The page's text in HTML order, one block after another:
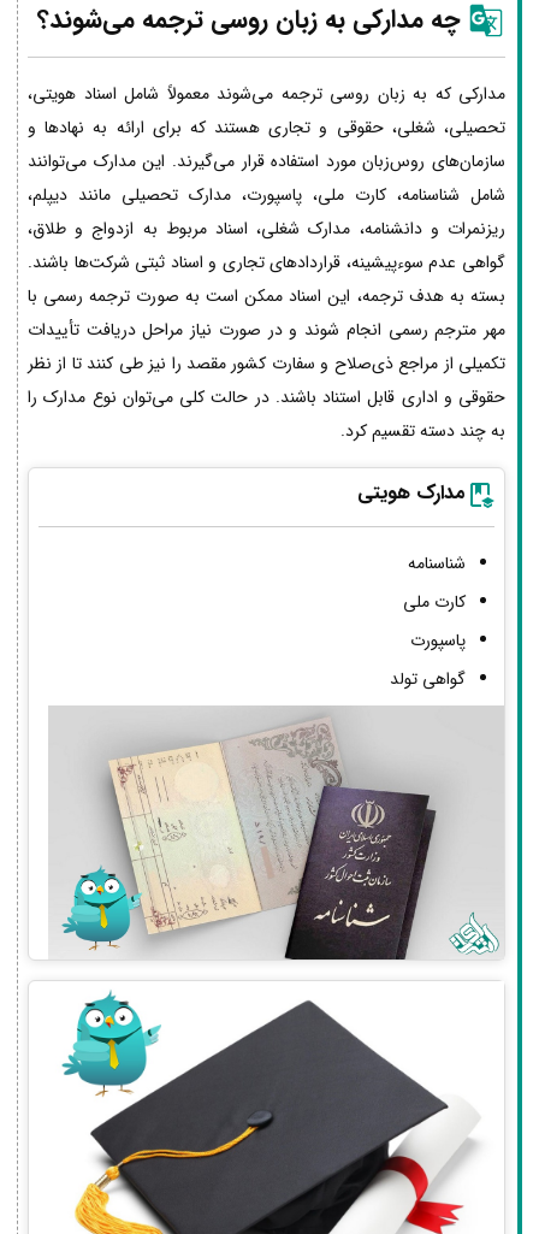
چه مدارکی به زبان روسی ترجمه می‌شوند؟
مدارکی که به زبان روسی ترجمه می‌شوند معمولاً شامل اسناد هویتی،
تحصیلی، شغلی، حقوقی و تجاری هستند که برای ارائه به نهادها و
سازمان‌های روس‌زبان مورد استفاده قرار می‌گیرند. این مدارک می‌توانند
شامل شناسنامه، کارت ملی، پاسپورت، مدارک تحصیلی مانند دیپلم،
ریزنمرات و دانشنامه، مدارک شغلی، اسناد مربوط به ازدواج و طلاق،
گواهی عدم سوءپیشینه، قراردادهای تجاری و اسناد ثبتی شرکت‌ها باشند.
بسته به هدف ترجمه، این اسناد ممکن است به صورت ترجمه رسمی با
مهر مترجم رسمی انجام شوند و در صورت نیاز مراحل دریافت تأییدات
تکمیلی از مراجع ذی‌صلاح و سفارت کشور مقصد را نیز طی کنند تا از نظر
حقوقی و اداری قابل استناد باشند. در حالت کلی می‌توان نوع مدارک را
به چند دسته تقسیم کرد.
مدارک هویتی
شناسنامه
کارت ملی
پاسپورت
گواهی تولد